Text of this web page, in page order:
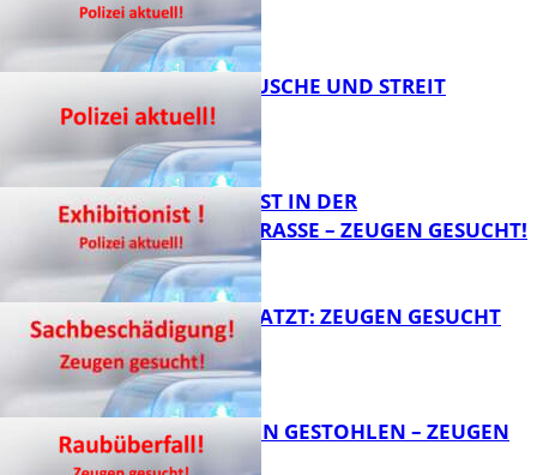
KNALLGERÄUSCHE UND STREIT
EXHIBITIONIST IN DER
VELMANNSTRASSE – ZEUGEN GESUCHT!
AUTO ZERKRATZT: ZEUGEN GESUCHT
TEURE KETTEN GESTOHLEN – ZEUGEN
GESUCHT!